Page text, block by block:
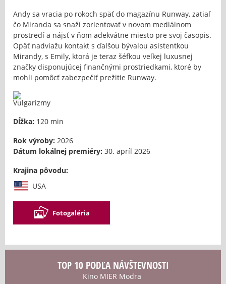
Andy sa vracia po rokoch späť do magazínu Runway, zatiaľ
čo Miranda sa snaží zorientovať v novom mediálnom
prostredí a nájsť v ňom adekvátne miesto pre svoj časopis.
Opäť nadviažu kontakt s ďalšou bývalou asistentkou
Mirandy, s Emily, ktorá je teraz šéfkou veľkej luxusnej
značky disponujúcej finančnými prostriedkami, ktoré by
mohli pomôcť zabezpečiť prežitie Runway.
Dĺžka: 120 min
Rok výroby: 2026
Dátum lokálnej premiéry: 30. apríl 2026
Krajina pôvodu:
USA
Fotogaléria
TOP 10 PODĽA NÁVŠTEVNOSTI
Kino MIER Modra